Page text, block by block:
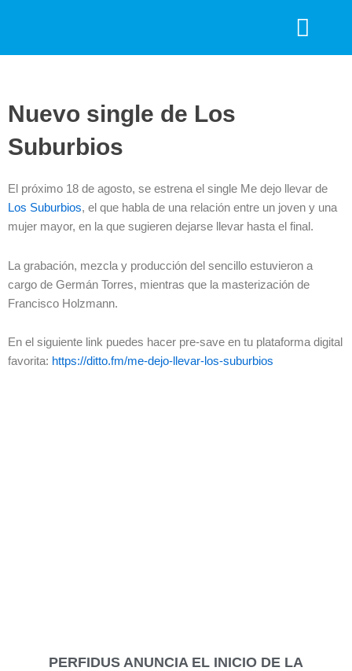
c
o
s
g
Nuevo single de Los
Suburbios
El próximo 18 de agosto, se estrena el single Me dejo llevar de
Los Suburbios, el que habla de una relación entre un joven y una
mujer mayor, en la que sugieren dejarse llevar hasta el final.
La grabación, mezcla y producción del sencillo estuvieron a
cargo de Germán Torres, mientras que la masterización de
Francisco Holzmann.
En el siguiente link puedes hacer pre-save en tu plataforma digital
favorita: https://ditto.fm/me-dejo-llevar-los-suburbios
PERFIDUS ANUNCIA EL INICIO DE LA